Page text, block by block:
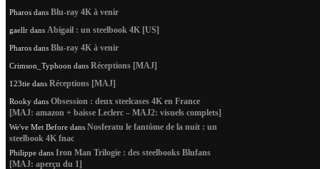
Pharos dans Blu-ray 4K à venir
gaellr dans Abigail : un steelbook 4K [US]
Pharos dans Blu-ray 4K à venir
Crimson_Typhoon dans Réceptions [MAJ]
123tie dans Réceptions [MAJ]
Rooky dans Obsession : deux steelcases 4K en France
[MAJ: amazon + baisse Leclerc – MAJ2: visuels complets]
We've Met Before dans Nosferatu le fantôme de la nuit : un
steelbook 4K fnac
Philippe dans Iron Man Trilogie : des steelbooks Blufans
[MAJ: aperçu du 1]